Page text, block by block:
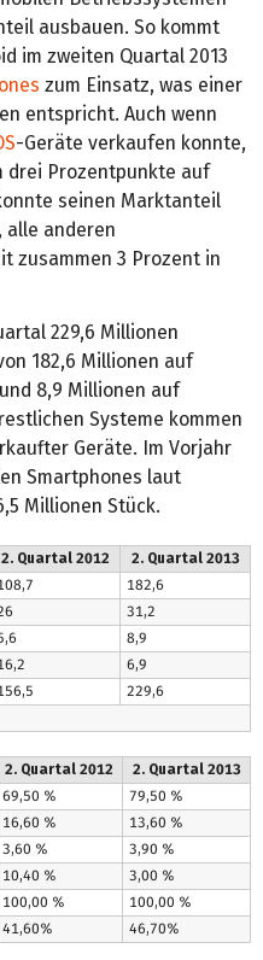
ausbauen. So kommt
im zweiten Quartal 2013
zum Einsatz, was einer
entspricht. Auch wenn
-Geräte verkaufen konnte,
drei Prozentpunkte auf
seinen Marktanteil
alle anderen
zusammen 3 Prozent in
229,6 Millionen
182,6 Millionen auf
8,9 Millionen auf
Systeme kommen
Geräte. Im Vorjahr
Smartphones laut
Millionen Stück.
2. Quartal 2012
2. Quartal 2013
182,6
31,2
8,9
6,9
229,6
2. Quartal 2012
2. Quartal 2013
69,50 %
79,50 %
16,60 %
13,60 %
3,60 %
3,90 %
10,40 %
3,00 %
100,00 %
100,00 %
41,60% 46,70%